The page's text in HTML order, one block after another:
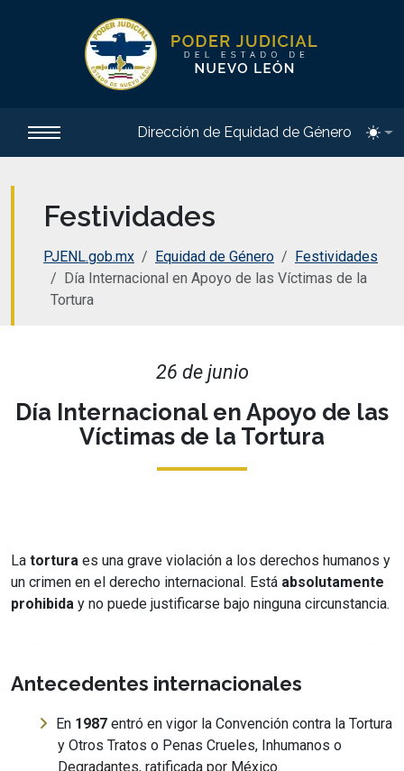
Dirección de Equidad de Género
Festividades
PJENL.gob.mx Equidad de Género
Festividades
Día Internacional en Apoyo de las Víctimas de la
Tortura
26 de junio
Día Internacional en Apoyo de las
Víctimas de la Tortura
La tortura es una grave violación a los derechos humanos y
un crimen en el derecho internacional. Está absolutamente
prohibida y no puede justificarse bajo ninguna circunstancia.
Antecedentes internacionales
En 1987 entró en vigor la Convención contra la Tortura
y Otros Tratos o Penas Crueles, Inhumanos o
Degradantes, ratificada por México.